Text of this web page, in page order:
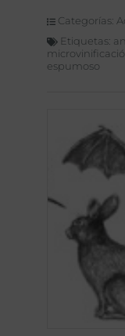
Categorías:
Etiquetas:
microvinificació
espumoso